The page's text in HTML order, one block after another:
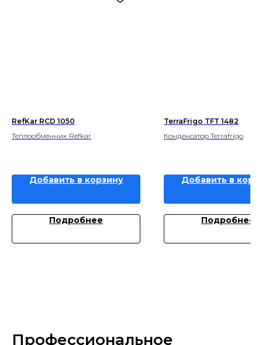
RefKar RCD 1050
Теплообменник Refkar
Добавить в корзину
Подробнее
TerraFrigo TFT 1482
Конденсатор Terrafrigo
Добавить в
Подробнее
Профессиональное